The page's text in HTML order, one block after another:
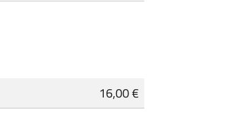
16,00 €